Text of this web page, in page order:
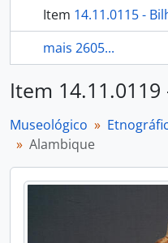
Item 14.11.0115 -
mais 2605...
Item
Museológico
Alambique